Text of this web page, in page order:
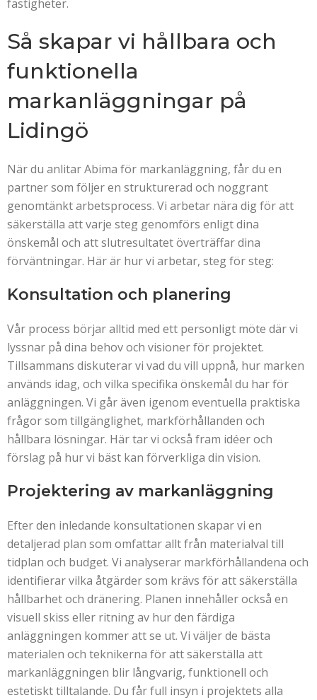
fastigheter.
Så skapar vi hållbara och
funktionella
markanläggningar på
Lidingö
När du anlitar Abima för markanläggning, får du en
partner som följer en strukturerad och noggrant
genomtänkt arbetsprocess. Vi arbetar nära dig för att
säkerställa att varje steg genomförs enligt dina
önskemål och att slutresultatet överträffar dina
förväntningar. Här är hur vi arbetar, steg för steg:
Konsultation och planering
Vår process börjar alltid med ett personligt möte där vi
lyssnar på dina behov och visioner för projektet.
Tillsammans diskuterar vi vad du vill uppnå, hur marken
används idag, och vilka specifika önskemål du har för
anläggningen. Vi går även igenom eventuella praktiska
frågor som tillgänglighet, markförhållanden och
hållbara lösningar. Här tar vi också fram idéer och
förslag på hur vi bäst kan förverkliga din vision.
Projektering av markanläggning
Efter den inledande konsultationen skapar vi en
detaljerad plan som omfattar allt från materialval till
tidplan och budget. Vi analyserar markförhållandena och
identifierar vilka åtgärder som krävs för att säkerställa
hållbarhet och dränering. Planen innehåller också en
visuell skiss eller ritning av hur den färdiga
anläggningen kommer att se ut. Vi väljer de bästa
materialen och teknikerna för att säkerställa att
markanläggningen blir långvarig, funktionell och
estetiskt tilltalande. Du får full insyn i projektets alla